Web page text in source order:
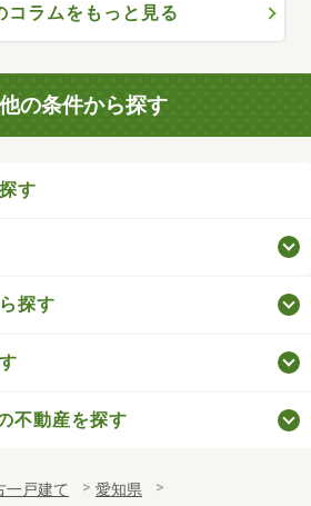
コラムをもっと見る
の条件から探す
す
探す
不動産を探す
一戸建て
愛知県